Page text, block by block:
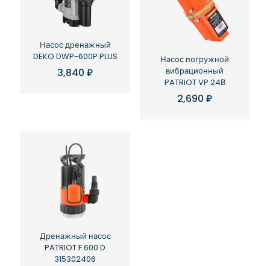
Насос дренажный
DEKO DWP-600P PLUS
3,840₽
Насос погружной
вибрационный
PATRIOT VP 24В
2,690₽
Дренажный насос
PATRIOT F 600 D
315302406